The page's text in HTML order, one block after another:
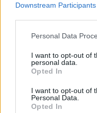
Downstream Participants
Personal Data
I want to opt-out of
personal data.
Opted In
I want to opt-out of
Personal Data.
Opted In
Όλες οι Θέσεις Εργασίας
Θέσεις Εργασίας ανά